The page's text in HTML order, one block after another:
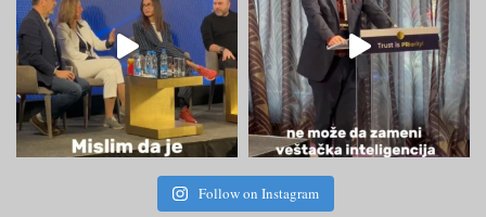
Follow on Instagram